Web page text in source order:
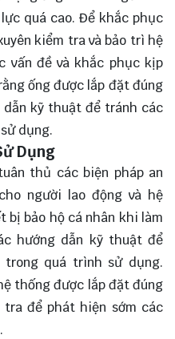
quá cao. Để khắc phục
kiểm tra và bảo trì hệ
vấn đề và khắc phục kịp
ống được lắp đặt đúng
kỹ thuật để tránh các
dụng.
Dụng
thủ các biện pháp an
người lao động và hệ
bị bảo hộ cá nhân khi làm
hướng dẫn kỹ thuật để
quá trình sử dụng.
thống được lắp đặt đúng
tra để phát hiện sớm các